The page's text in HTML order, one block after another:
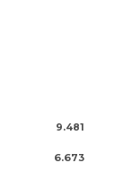
9.481
6.673